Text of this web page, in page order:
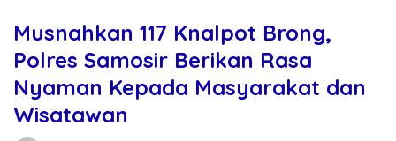
Musnahkan 117 Knalpot Brong,
Polres Samosir Berikan Rasa
Nyaman Kepada Masyarakat dan
Wisatawan